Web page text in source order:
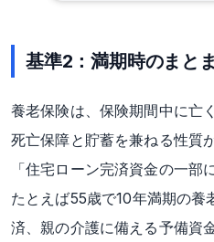
基準2：満期時のまと
養老保険は、保険期間中に亡
死亡保障と貯蓄を兼ねる性質
「住宅ローン完済資金の一部
たとえば55歳で10年満期の
済、親の介護に備える予備資